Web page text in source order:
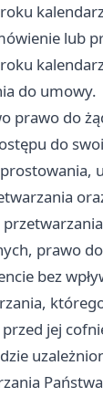
lub
do umowy.
prawo do
do
prawo
bez
jej